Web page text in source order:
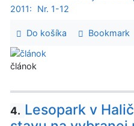
2011:
Nr. 1-12
Do košíka Bookmark
článok
4. Lesopark v